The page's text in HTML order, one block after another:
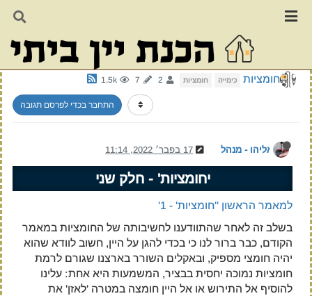
חומציות - 2
חומציות כימייה חומציות 2
7
1.5k
התחבר בכדי לפרסם תגובה
אליהו - מנהל 17 בפבר׳ 2022, 11:14
יחומציות' - חלק שני
למאמר הראשון ''חומציות' - 1'
בשלב זה לאחר שהתוודענו לחשיבותה של החומציות במאמר
הקודם, כבר ברור לנו כי בכדי להגן על היין, חשוב לוודא שהוא
יהיה חומצי מספיק, ובאקלים השורר בארצנו שגורם לרמת
חומציות נמוכה יחסית בבציר, המשמעות היא אחת: עלינו
להוסיף אל התירוש או אל היין חומצה במטרה 'לאזן' את